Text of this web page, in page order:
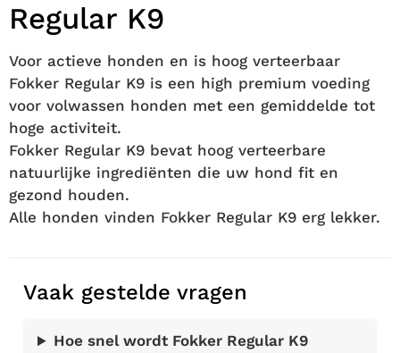
Regular K9
Voor actieve honden en is hoog verteerbaar
Fokker Regular K9 is een high premium voeding
voor volwassen honden met een gemiddelde tot
hoge activiteit.
Fokker Regular K9 bevat hoog verteerbare
natuurlijke ingrediënten die uw hond fit en
gezond houden.
Alle honden vinden Fokker Regular K9 erg lekker.
Vaak gestelde vragen
Hoe snel wordt Fokker Regular K9